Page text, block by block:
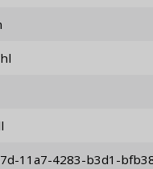
11a7-4283-b3d1-